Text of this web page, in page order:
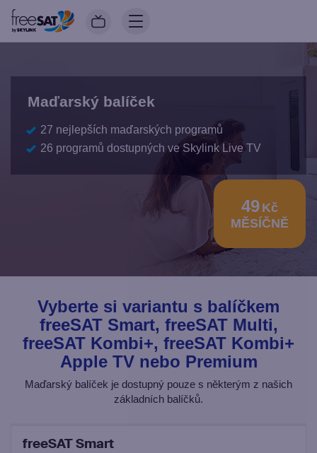
Maďarský balíček
27 nejlepších maďarských programů
26 programů dostupných ve Skylink Live TV
49Kč
MĚSÍČNĚ
Vyberte si variantu s balíčkem
freeSAT Smart, freeSAT Multi,
freeSAT Kombi+, freeSAT Kombi+
Apple TV nebo Premium
Maďarský balíček je dostupný pouze s některým z našich
základních balíčků.
freeSAT Smart